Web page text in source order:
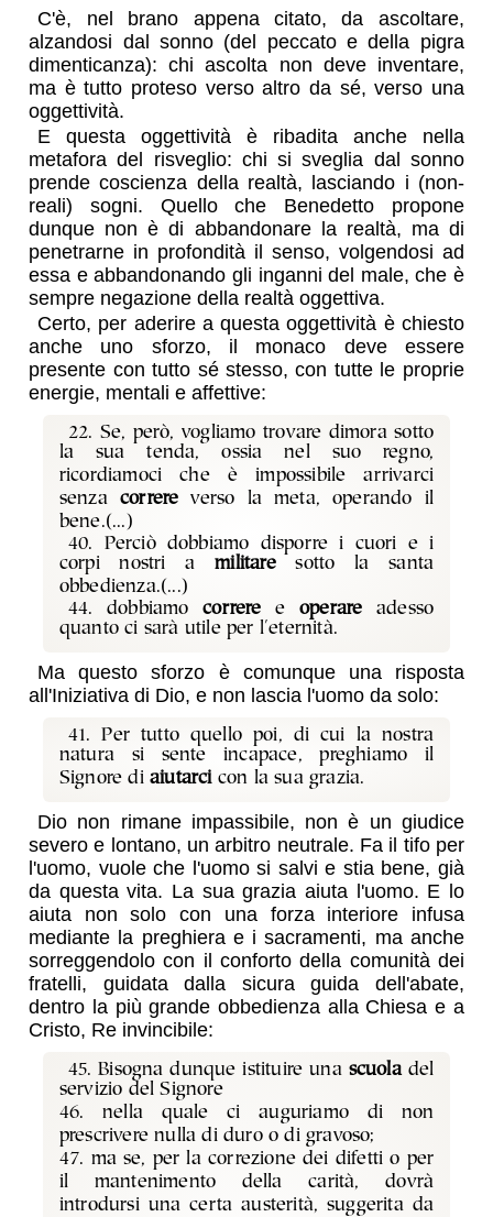
C'è, nel brano appena citato, da ascoltare,
alzandosi dal sonno (del peccato e della pigra
dimenticanza): chi ascolta non deve inventare,
ma è tutto proteso verso altro da sé, verso una
oggettività.
E questa oggettività è ribadita anche nella
metafora del risveglio: chi si sveglia dal sonno
prende coscienza della realtà, lasciando i (non-
reali) sogni. Quello che Benedetto propone
dunque non è di abbandonare la realtà, ma di
penetrarne in profondità il senso, volgendosi ad
essa e abbandonando gli inganni del male, che è
sempre negazione della realtà oggettiva.
Certo, per aderire a questa oggettività è chiesto
anche uno sforzo, il monaco deve essere
presente con tutto sé stesso, con tutte le proprie
energie, mentali e affettive:
22. Se, però, vogliamo trovare dimora sotto
la sua tenda, ossia nel suo regno,
ricordiamoci che è impossibile arrivarci
senza correre verso la meta, operando il
bene.(...)
40. Perciò dobbiamo disporre i cuori e i
corpi nostri amilitaresotto la santa
obbedienza.(...)
44. dobbiamocorrere e operare adesso
quanto ci sarà utile per l'eternità.
Ma questo sforzo è comunque una risposta
all'Iniziativa di Dio, e non lascia l'uomo da solo:
41. Per tutto quello poi, di cui la nostra
natura si sente incapace, preghiamo il
Signore diaiutarcicon la sua grazia.
Dio non rimane impassibile, non è un giudice
severo e lontano, un arbitro neutrale. Fa il tifo per
l'uomo, vuole che l'uomo si salvi e stia bene, già
da questa vita. La sua grazia aiuta l'uomo. E lo
aiuta non solo con una forza interiore infusa
mediante la preghiera e i sacramenti, ma anche
sorreggendolo con il conforto della comunità dei
fratelli, guidata dalla sicura guida dell'abate,
dentro la più grande obbedienza alla Chiesa e a
Cristo, Re invincibile:
45. Bisogna dunque istituire una scuoladel
servizio del Signore
46. nella quale ci auguriamo di non
prescrivere nulla di duro o di gravoso;
47. ma se, per la correzione dei difetti o per
il mantenimento della carità, dovrà
introdursi una certa austerità, suggerita da